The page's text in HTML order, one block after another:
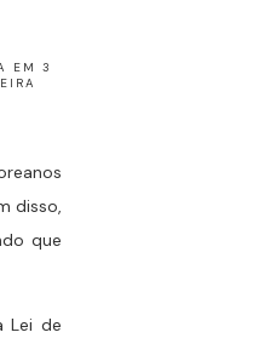
EM 3
disso,
que
Lei de